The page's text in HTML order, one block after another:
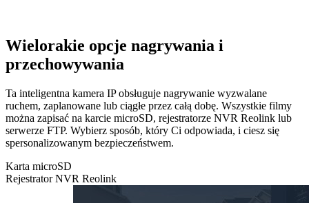
Wielorakie opcje nagrywania i
przechowywania
Ta inteligentna kamera IP obsługuje nagrywanie wyzwalane
ruchem, zaplanowane lub ciągłe przez całą dobę. Wszystkie filmy
można zapisać na karcie microSD, rejestratorze NVR Reolink lub
serwerze FTP. Wybierz sposób, który Ci odpowiada, i ciesz się
spersonalizowanym bezpieczeństwem.
Karta microSD
Rejestrator NVR Reolink